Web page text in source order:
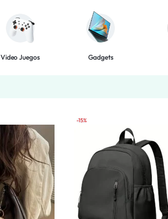
Video Juegos Gadgets
-15%